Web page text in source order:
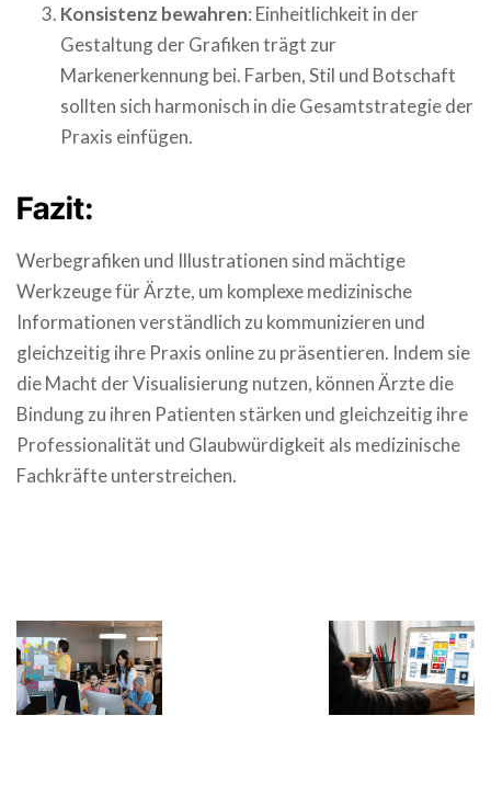
Konsistenz bewahren: Einheitlichkeit in der
Gestaltung der Grafiken trägt zur
Markenerkennung bei. Farben, Stil und Botschaft
sollten sich harmonisch in die Gesamtstrategie der
Praxis einfügen.
Fazit:
Werbegrafiken und Illustrationen sind mächtige
Werkzeuge für Ärzte, um komplexe medizinische
Informationen verständlich zu kommunizieren und
gleichzeitig ihre Praxis online zu präsentieren. Indem sie
die Macht der Visualisierung nutzen, können Ärzte die
Bindung zu ihren Patienten stärken und gleichzeitig ihre
Professionalität und Glaubwürdigkeit als medizinische
Fachkräfte unterstreichen.